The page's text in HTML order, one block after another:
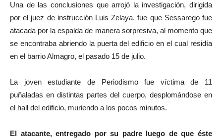
Una de las conclusiones que arrojó la investigación, dirigida
por el juez de instrucción Luis Zelaya, fue que Sessarego fue
atacada por la espalda de manera sorpresiva, al momento que
se encontraba abriendo la puerta del edificio en el cual residía
en el barrio Almagro, el pasado 15 de julio.
La joven estudiante de Periodismo fue víctima de 11
puñaladas en distintas partes del cuerpo, desplomándose en
el hall del edificio, muriendo a los pocos minutos.
El atacante, entregado por su padre luego de que éste